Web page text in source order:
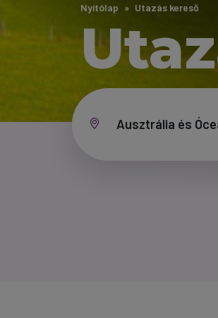
Nyitólap Utazás kereső